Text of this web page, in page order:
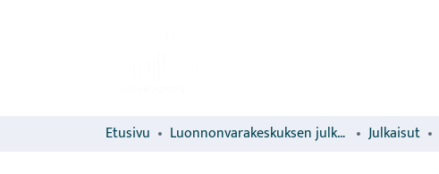
Etusivu Luonnonvarakeskuksen julkaisut Julkaisut